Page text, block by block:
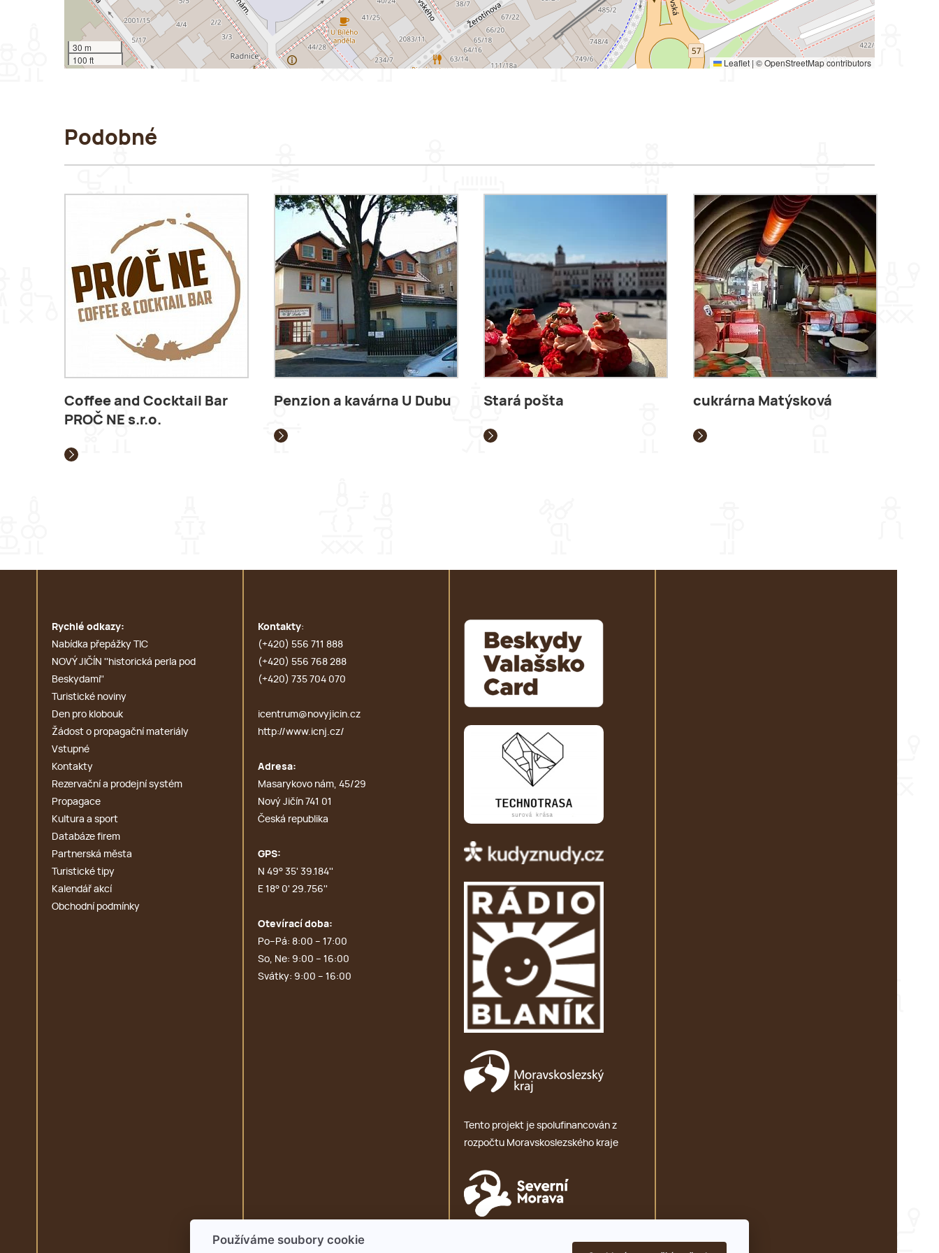
30 m
100 ft
Leaflet | ©OpenStreetMapcontributors
Podobné
Coffee and Cocktail Bar
PROČ NE s.r.o.
Penzion a kavárna U Dubu Stará pošta cukrárna Matýsková
Rychlé odkazy:
Nabídka přepážky TIC
NOVÝ JIČÍN ''historická perla pod
Beskydami''
Turistické noviny
Den pro klobouk
Žádost o propagační materiály
Vstupné
Kontakty
Rezervační a prodejní systém
Propagace
Kultura a sport
Databáze firem
Partnerská města
Turistické tipy
Kalendář akcí
Obchodní podmínky
Kontakty:
(+420) 556 711 888
(+420) 556 768 288
(+420) 735 704 070
icentrum@novyjicin.cz
http://www.icnj.cz/
Adresa:
Masarykovo nám, 45/29
Nový Jičín 741 01
Česká republika
GPS:
N 49° 35' 39.184''
E 18° 0' 29.756''
Otevírací doba:
Po–Pá: 8:00 – 17:00
So, Ne: 9:00 – 16:00
Svátky: 9:00 – 16:00
Tento projekt je spolufinancován z
rozpočtu Moravskoslezského kraje
Ochrana osobních údajů – GDPR
Používáme soubory cookie